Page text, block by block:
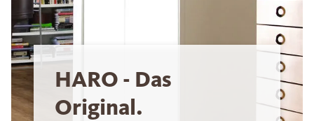
HARO - Das
Original.